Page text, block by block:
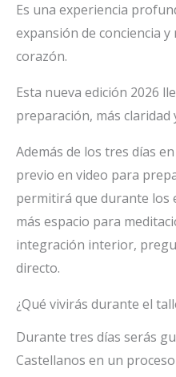
Es una experiencia
expansión de conciencia
corazón.
Esta nueva edición 2026
preparación, más claridad
Además de los tres días
previo en video para
permitirá que durante los
más espacio para
integración interior,
directo.
¿Qué vivirás durante el
Durante tres días serás
Castellanos en un